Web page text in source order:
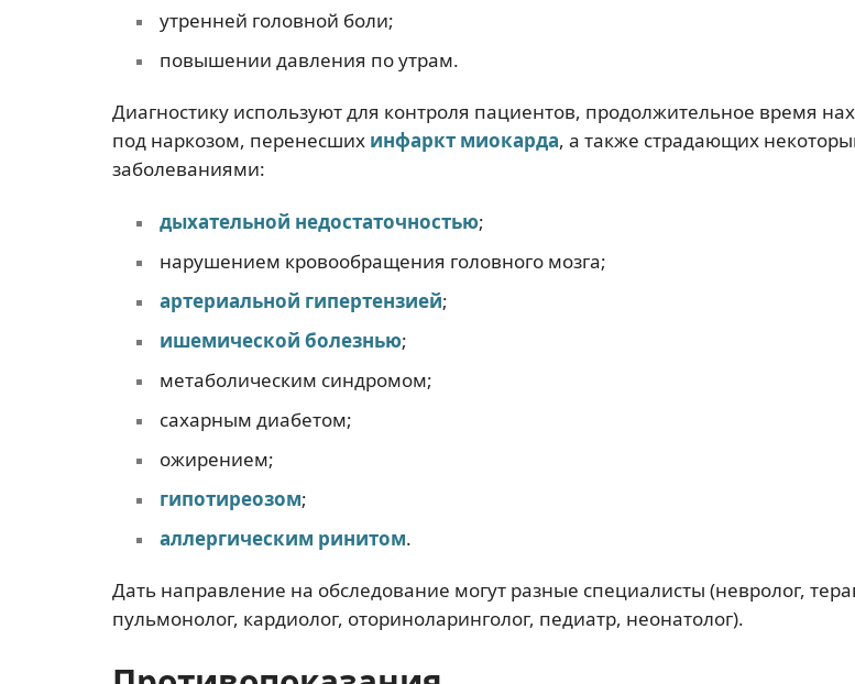
утренней головной боли;
повышении давления по утрам.
Диагностику используют для контроля пациентов, продолжительное время
под наркозом, перенесших инфаркт миокарда, а также страдающих
заболеваниями:
дыхательной недостаточностью;
нарушением кровообращения головного мозга;
артериальной гипертензией;
ишемической болезнью;
метаболическим синдромом;
сахарным диабетом;
ожирением;
гипотиреозом;
аллергическим ринитом.
Дать направление на обследование могут разные специалисты (невролог,
пульмонолог, кардиолог, оториноларинголог, педиатр, неонатолог).